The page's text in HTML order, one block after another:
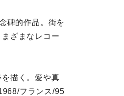
碑的作品。街を
ざまなレコー
描く。愛や真
フランス/95